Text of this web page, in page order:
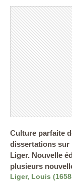
Culture parfaite
dissertations sur
Liger. Nouvelle
plusieurs
Liger, Louis